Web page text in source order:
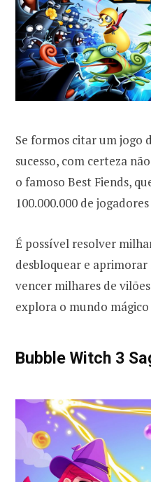
Se formos citar um jogo
sucesso, com certeza
o famoso Best Fiends,
100.000.000 de
É possível resolver
desbloquear e aprimorar
vencer milhares de
explora o mundo
Bubble Witch 3